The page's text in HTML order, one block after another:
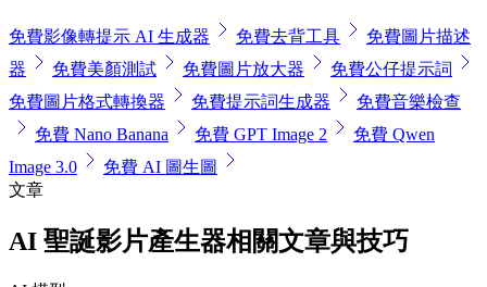
免費影像轉提示 AI 生成器 免費去背工具
免費圖片描述
器
免費美顏測試 免費圖片放大器
免費公仔提示詞
免費圖片格式轉換器
免費提示詞生成器
免費音樂檢查
免費 Nano Banana
免費 GPT Image 2
免費 Qwen
Image 3.0
免費 AI 圖生圖
文章
AI 聖誕影片產生器相關文章與技巧